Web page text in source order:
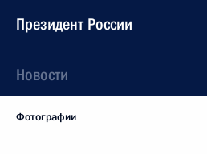
Президент России
Новости
Фотографии